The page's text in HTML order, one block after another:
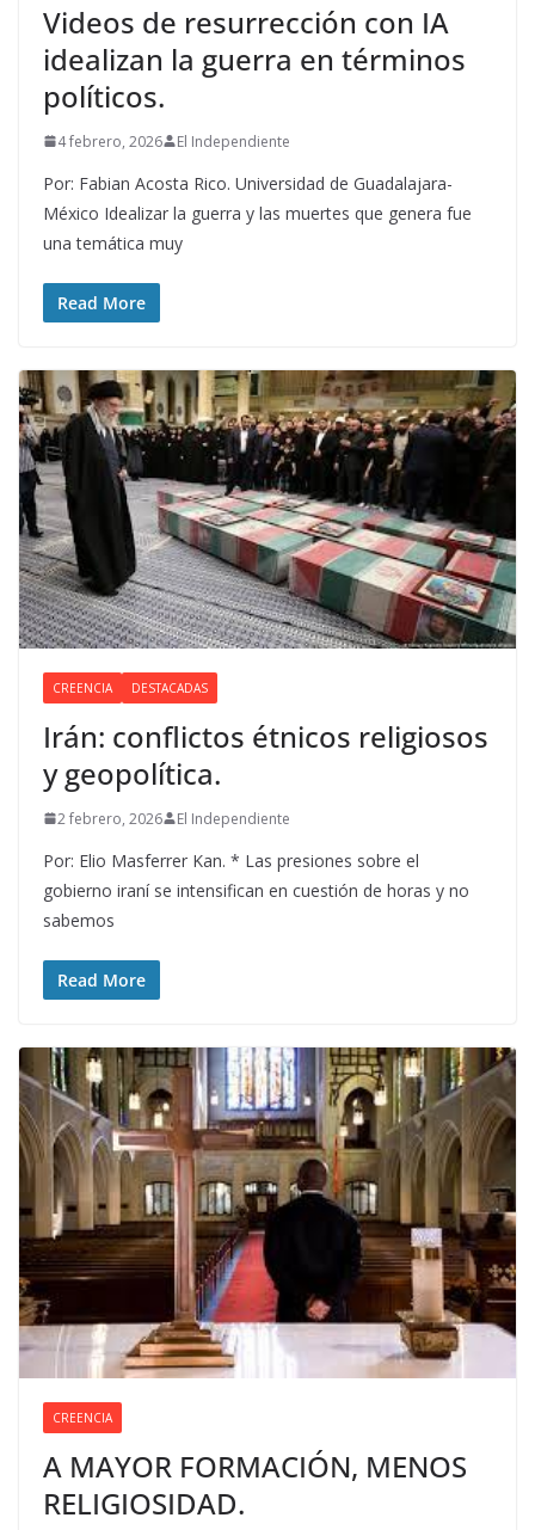
Videos de resurrección con IA
idealizan la guerra en términos
políticos.
4 febrero, 2026 El Independiente
Por: Fabian Acosta Rico. Universidad de Guadalajara-
México Idealizar la guerra y las muertes que genera fue
una temática muy
Read More
CREENCIA DESTACADAS
Irán: conflictos étnicos religiosos
y geopolítica.
2 febrero, 2026 El Independiente
Por: Elio Masferrer Kan. * Las presiones sobre el
gobierno iraní se intensifican en cuestión de horas y no
sabemos
Read More
CREENCIA
A MAYOR FORMACIÓN, MENOS
RELIGIOSIDAD.